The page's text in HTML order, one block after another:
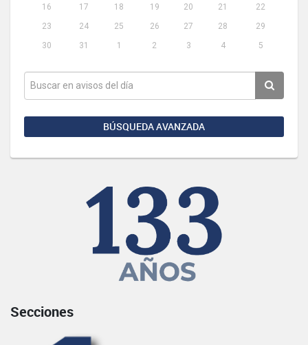
16
17 18 19 20 21
22
23
24 25 26 27 28
29
30
31 1 2 3 4 5
BÚSQUEDA AVANZADA
Secciones